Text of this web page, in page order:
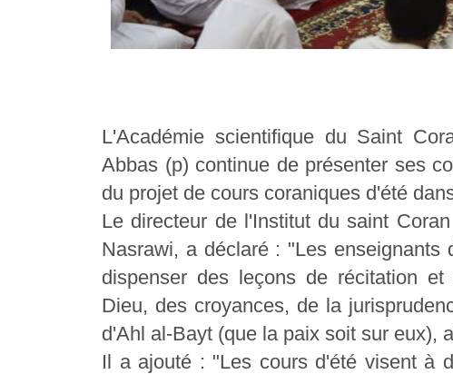
L'Académie scientifique du Saint
Abbas (p) continue de présenter ses
du projet de cours coraniques d'été
Le directeur de l'Institut du saint
Nasrawi, a déclaré : "Les enseignants
dispenser des leçons de récitation
Dieu, des croyances, de la
d'Ahl al-Bayt (que la paix soit sur eux),
Il a ajouté : "Les cours d'été visent à